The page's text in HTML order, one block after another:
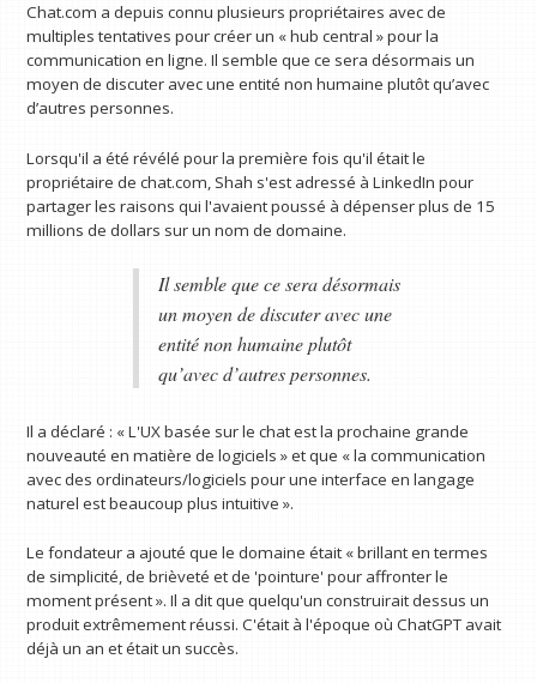
Chat.com a depuis connu plusieurs propriétaires avec de
multiples tentatives pour créer un « hub central » pour la
communication en ligne. Il semble que ce sera désormais un
moyen de discuter avec une entité non humaine plutôt qu’avec
d’autres personnes.
Lorsqu'il a été révélé pour la première fois qu'il était le
propriétaire de chat.com, Shah s'est adressé à LinkedIn pour
partager les raisons qui l'avaient poussé à dépenser plus de 15
millions de dollars sur un nom de domaine.
Il semble que ce sera désormais
un moyen de discuter avec une
entité non humaine plutôt
qu’avec d’autres personnes.
Il a déclaré : « L'UX basée sur le chat est la prochaine grande
nouveauté en matière de logiciels » et que « la communication
avec des ordinateurs/logiciels pour une interface en langage
naturel est beaucoup plus intuitive ».
Le fondateur a ajouté que le domaine était « brillant en termes
de simplicité, de brièveté et de 'pointure' pour affronter le
moment présent ». Il a dit que quelqu'un construirait dessus un
produit extrêmement réussi. C'était à l'époque où ChatGPT avait
déjà un an et était un succès.